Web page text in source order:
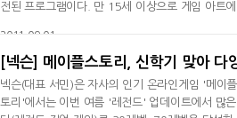
전된 프로그램이다. 만 15세 이상으로 게임 아트
2011-09-01
[넥슨] 메이플스토리, 신학기 맞아 다
넥슨(대표 서민)은 자사의 인기 온라인게임 '메이
토리'에서는 이번 여름 '레전드' 업데이트에서 많